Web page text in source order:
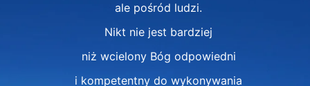
ale pośród ludzi.
Nikt nie jest bardziej
niż wcielony Bóg odpowiedni
i kompetentny do wykonywania